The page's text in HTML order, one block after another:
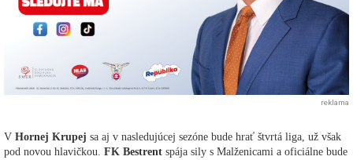
reklama
V Hornej Krupej sa aj v nasledujúcej sezóne bude hrať štvrtá liga, už však
pod novou hlavičkou. FK Bestrent spája sily s Malženicami a oficiálne bude